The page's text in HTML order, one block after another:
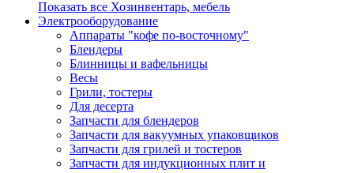
Показать все Хозинвентарь, мебель
Электрооборудование
Аппараты "кофе по-восточному"
Блендеры
Блинницы и вафельницы
Весы
Грили, тостеры
Для десерта
Запчасти для блендеров
Запчасти для вакуумных упаковщиков
Запчасти для грилей и тостеров
Запчасти для индукционных плит и